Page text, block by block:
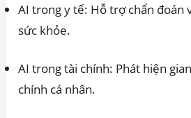
AI trong y tế: Hỗ trợ chẩn đoán
sức khỏe.
AI trong tài chính: Phát hiện
chính cá nhân.